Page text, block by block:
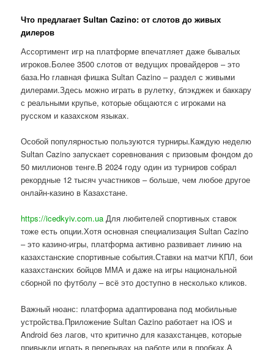
Что предлагает Sultan Cazino: от слотов до живых
дилеров
Ассортимент игр на платформе впечатляет даже бывалых
игроков.Более 3500 слотов от ведущих провайдеров – это
база.Но главная фишка Sultan Cazino – раздел с живыми
дилерами.Здесь можно играть в рулетку, блэкджек и баккару
с реальными крупье, которые общаются с игроками на
русском и казахском языках.
Особой популярностью пользуются турниры.Каждую неделю
Sultan Cazino запускает соревнования с призовым фондом до
50 миллионов тенге.В 2024 году один из турниров собрал
рекордные 12 тысяч участников – больше, чем любое другое
онлайн-казино в Казахстане.
https://icedkyiv.com.ua Для любителей спортивных ставок
тоже есть опции.Хотя основная специализация Sultan Cazino
– это казино-игры, платформа активно развивает линию на
казахстанские спортивные события.Ставки на матчи КПЛ, бои
казахстанских бойцов ММА и даже на игры национальной
сборной по футболу – всё это доступно в несколько кликов.
Важный нюанс: платформа адаптирована под мобильные
устройства.Приложение Sultan Cazino работает на iOS и
Android без лагов, что критично для казахстанцев, которые
привыкли играть в перерывах на работе или в пробках.А